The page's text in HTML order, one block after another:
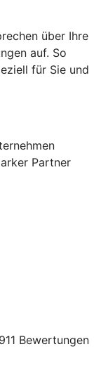
über Ihre
auf. So
für Sie und
Partner
Bewertungen